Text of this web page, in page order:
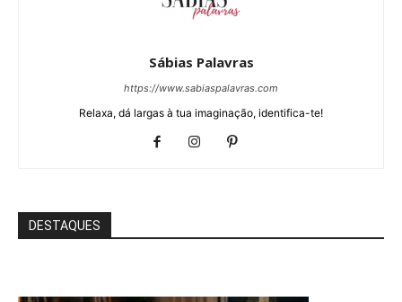
Sábias Palavras
https://www.sabiaspalavras.com
Relaxa, dá largas à tua imaginação, identifica-te!
DESTAQUES